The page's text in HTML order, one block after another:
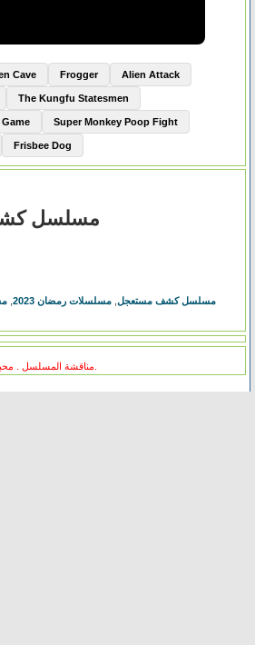
Alien Attack
Frogger
Cave
The Kungfu Statesmen
Super Monkey Poop Fight
Frisbee Dog
مسلسل كشف
مسلسل كشف مستعجل مسلسلات رمضان 2023